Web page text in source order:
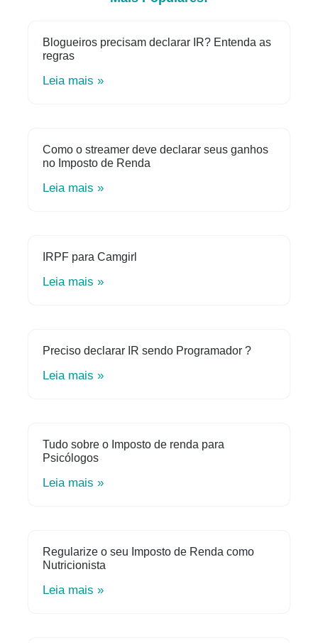
Blogueiros precisam declarar IR? Entenda as
regras
Leia mais »
Como o streamer deve declarar seus ganhos
no Imposto de Renda
Leia mais »
IRPF para Camgirl
Leia mais »
Preciso declarar IR sendo Programador ?
Leia mais »
Tudo sobre o Imposto de renda para
Psicólogos
Leia mais »
Regularize o seu Imposto de Renda como
Nutricionista
Leia mais »